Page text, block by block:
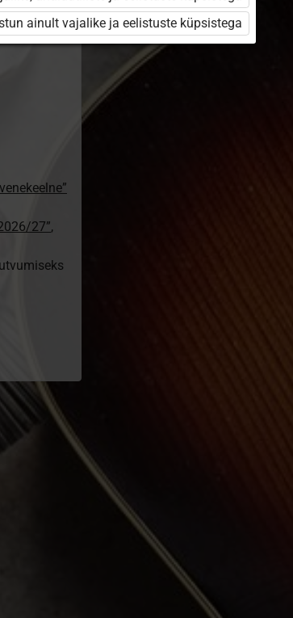
27”,
ainult vajalike ja eelistuste küpsistega